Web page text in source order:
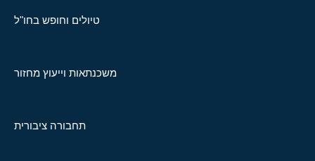
טיולים וחופש בחו"ל
משכנתאות וייעוץ מחזור
תחבורה ציבורית